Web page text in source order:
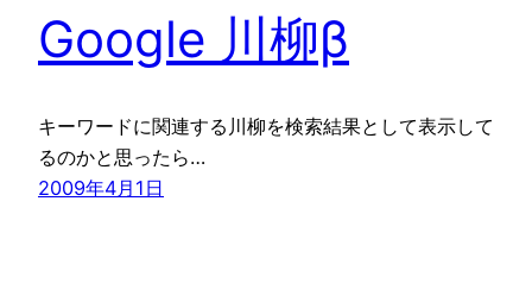
Google 川柳β
キーワードに関連する川柳を検索結果として表示して
るのかと思ったら…
2009年4月1日